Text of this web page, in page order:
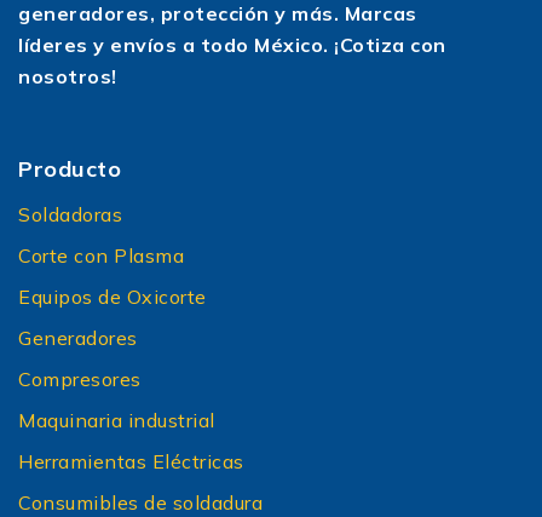
generadores, protección y más. Marcas
líderes y envíos a todo México. ¡Cotiza con
nosotros!
Producto
Soldadoras
Corte con Plasma
Equipos de Oxicorte
Generadores
Compresores
Maquinaria industrial
Herramientas Eléctricas
Consumibles de soldadura